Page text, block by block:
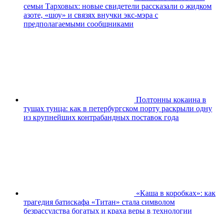
семьи Тарховых: новые свидетели рассказали о жидком
азоте, «шоу» и связях внучки экс-мэра с
предполагаемыми сообщниками
Полтонны кокаина в
тушах тунца: как в петербургском порту раскрыли одну
из крупнейших контрабандных поставок года
«Каша в коробках»: как
трагедия батискафа «Титан» стала символом
безрассудства богатых и краха веры в технологии